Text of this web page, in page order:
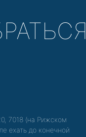
7018 (на Рижском
ехать до конечной